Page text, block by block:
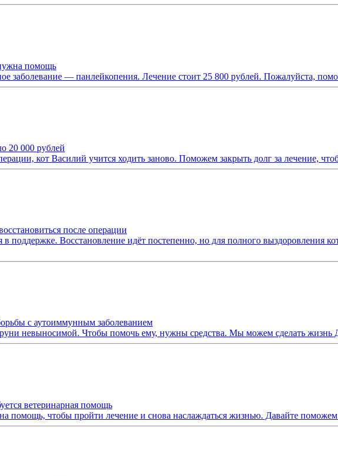
помощь
заболевание — панлейкопения. Лечение стоит 25 800 рублей. Пожалуйста,
20 000 рублей
кот Василий учится ходить заново. Поможем закрыть долг за лечение,
после операции
поддержке. Восстановление идёт постепенно, но для полного выздоровления
с аутоиммунным заболеванием
невыносимой. Чтобы помочь ему, нужны средства. Мы можем сделать жизнь
ветеринарная помощь
помощь, чтобы пройти лечение и снова наслаждаться жизнью. Давайте